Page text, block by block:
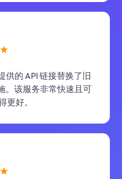
供的 API 链接替换了旧
。该服务非常快速且可
更好。